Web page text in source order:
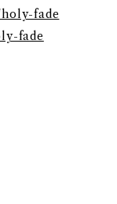
fade
fade